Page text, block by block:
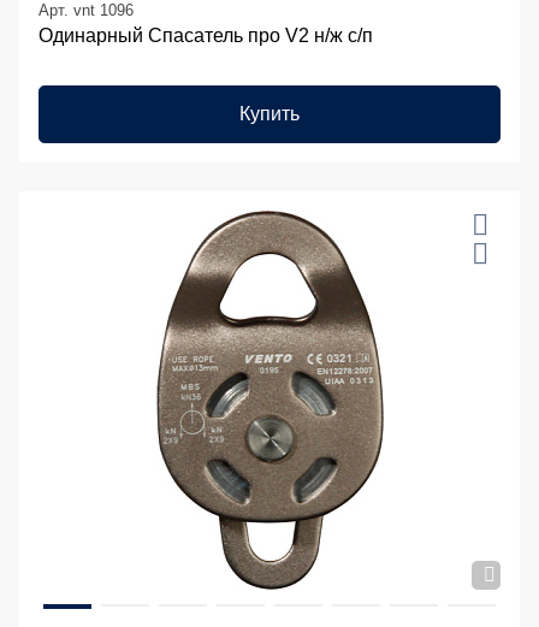
Арт. vnt 1096
Одинарный Спасатель про V2 н/ж с/п
Купить